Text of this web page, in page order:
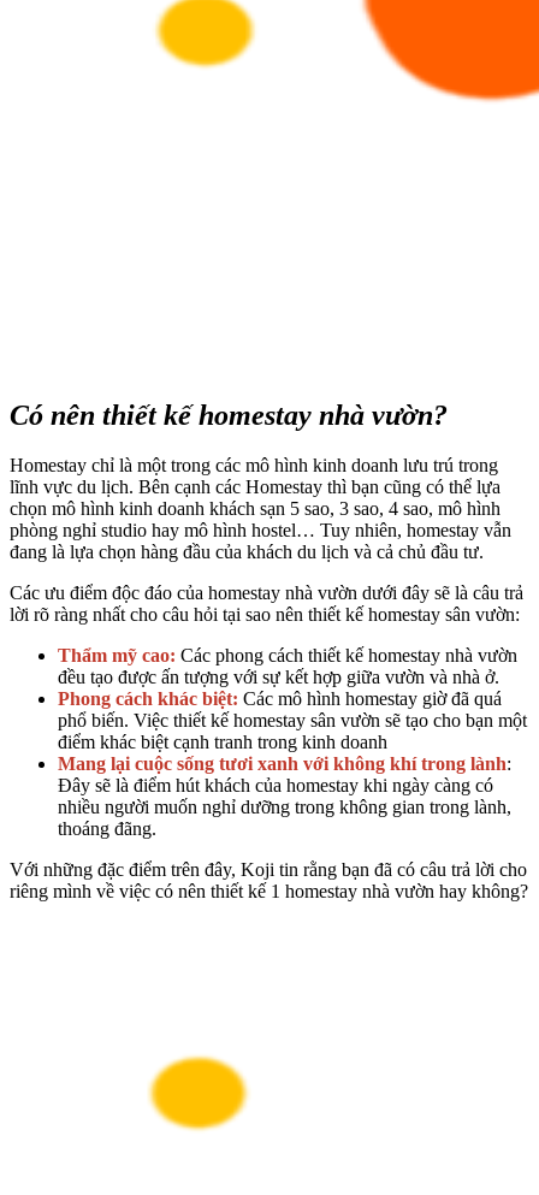
Có nên thiết kế homestay nhà vườn?
Homestay chỉ là một trong các mô hình kinh doanh lưu trú trong
lĩnh vực du lịch. Bên cạnh các Homestay thì bạn cũng có thể lựa
chọn mô hình kinh doanh khách sạn 5 sao, 3 sao, 4 sao, mô hình
phòng nghỉ studio hay mô hình hostel… Tuy nhiên, homestay vẫn
đang là lựa chọn hàng đầu của khách du lịch và cả chủ đầu tư.
Các ưu điểm độc đáo của homestay nhà vườn dưới đây sẽ là câu trả
lời rõ ràng nhất cho câu hỏi tại sao nên thiết kế homestay sân vườn:
Thẩm mỹ cao: Các phong cách thiết kế homestay nhà vườn
đều tạo được ấn tượng với sự kết hợp giữa vườn và nhà ở.
Phong cách khác biệt: Các mô hình homestay giờ đã quá
phổ biến. Việc thiết kế homestay sân vườn sẽ tạo cho bạn một
điểm khác biệt cạnh tranh trong kinh doanh
Mang lại cuộc sống tươi xanh với không khí trong lành:
Đây sẽ là điểm hút khách của homestay khi ngày càng có
nhiều người muốn nghỉ dưỡng trong không gian trong lành,
thoáng đãng.
Với những đặc điểm trên đây, Koji tin rằng bạn đã có câu trả lời cho
riêng mình về việc có nên thiết kế 1 homestay nhà vườn hay không?